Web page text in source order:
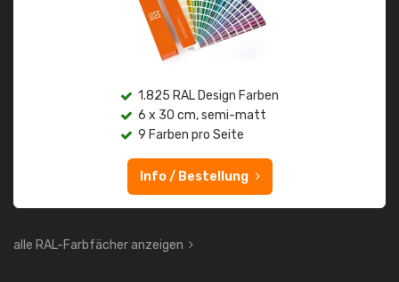
1.825 RAL Design Farben
6 x 30 cm, semi-matt
9 Farben pro Seite
Info / Bestellung
alle RAL-Farbfächer anzeigen